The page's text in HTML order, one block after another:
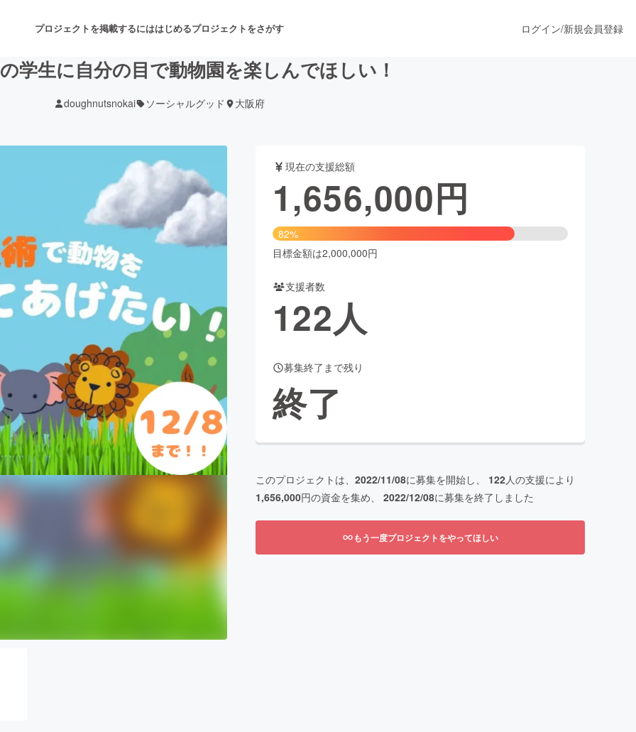
プロジェクトを掲載するにははじめるプロジェクトをさがす
舞台・パフォーマンス
ゲーム・サービス開発 フード・飲食店 ファッション
書籍・雑誌出版 アニメ・漫画
チャレンジ ビューティー・ヘルスケア
CAMPFIRE for Social Good
CAMPFIRE Creation
CAMPFIREふるさと納税
コミュニティ
ログイン/新規会員登録
学生に自分の目で動物園を楽しんでほしい！
doughnutsnokai ソーシャルグッド 大阪府
現在の支援総額
1,656,000円
82%
目標金額は2,000,000円
支援者数
122人
募集終了まで残り
終了
このプロジェクトは、 2022/11/08に募集を開始し、 122人の支援により
1,656,000円の資金を集め、 2022/12/08に募集を終了しました
もう一度プロジェクトをやってほしい